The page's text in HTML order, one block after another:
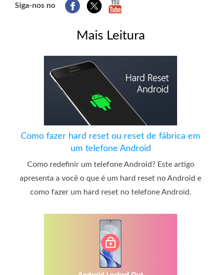
Siga-nos no
Mais Leitura
Como fazer hard reset ou reset de fábrica em
um telefone Android
Como redefinir um telefone Android? Este artigo
apresenta a você o que é um hard reset no Android e
como fazer um hard reset no telefone Android.